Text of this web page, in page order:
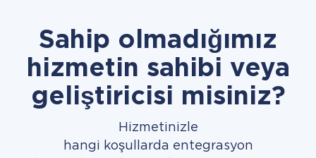
Sahip olmadığımız
hizmetin sahibi veya
geliştiricisi misiniz?
Hizmetinizle
hangi koşullarda entegrasyon